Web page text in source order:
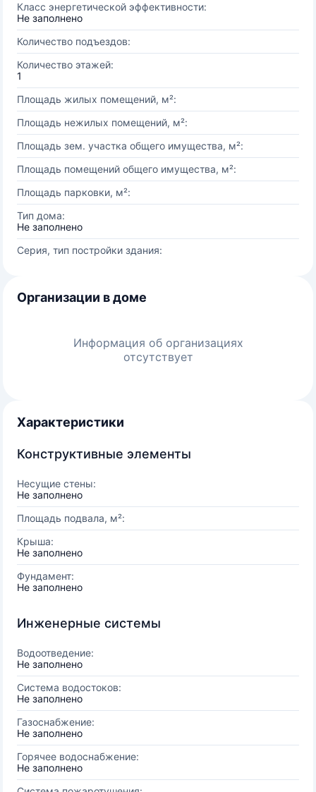
Класс энергетической эффективности:
Не заполнено
Количество подъездов:
Количество этажей:
1
Площадь жилых помещений, м²:
Площадь нежилых помещений, м²:
Площадь зем. участка общего имущества, м²:
Площадь помещений общего имущества, м²:
Площадь парковки, м²:
Тип дома:
Не заполнено
Серия, тип постройки здания:
Организации в доме
Информация об организациях
отсутствует
Характеристики
Конструктивные элементы
Несущие стены:
Не заполнено
Площадь подвала, м²:
Крыша:
Не заполнено
Фундамент:
Не заполнено
Инженерные системы
Водоотведение:
Не заполнено
Система водостоков:
Не заполнено
Газоснабжение:
Не заполнено
Горячее водоснабжение:
Не заполнено